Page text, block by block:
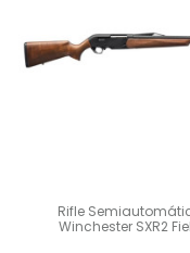
Rifle
Winchester SXR2